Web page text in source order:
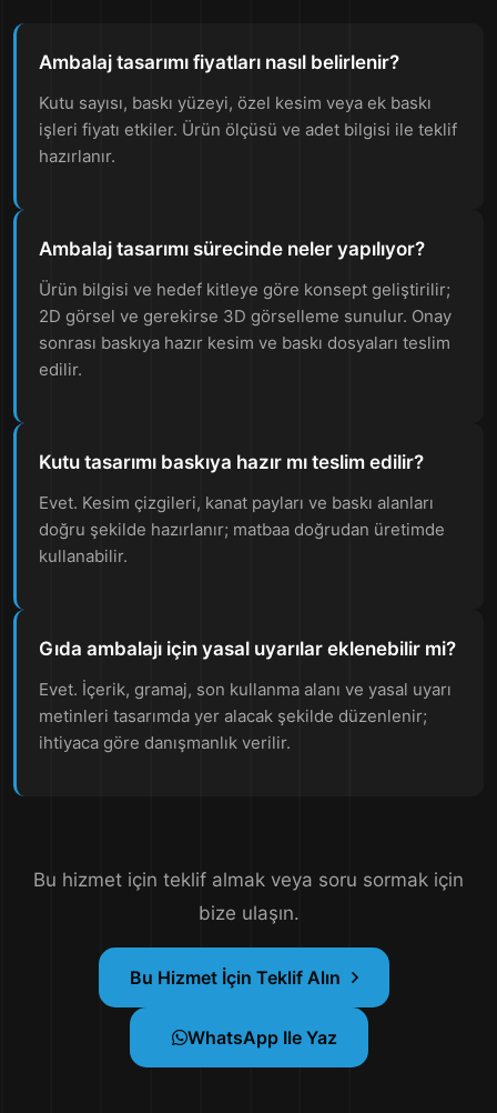
Ambalaj tasarımı fiyatları nasıl belirlenir?
Kutu sayısı, baskı yüzeyi, özel kesim veya ek baskı
işleri fiyatı etkiler. Ürün ölçüsü ve adet bilgisi ile teklif
hazırlanır.
Ambalaj tasarımı sürecinde neler yapılıyor?
Ürün bilgisi ve hedef kitleye göre konsept geliştirilir;
2D görsel ve gerekirse 3D görselleme sunulur. Onay
sonrası baskıya hazır kesim ve baskı dosyaları teslim
edilir.
Kutu tasarımı baskıya hazır mı teslim edilir?
Evet. Kesim çizgileri, kanat payları ve baskı alanları
doğru şekilde hazırlanır; matbaa doğrudan üretimde
kullanabilir.
Gıda ambalajı için yasal uyarılar eklenebilir mi?
Evet. İçerik, gramaj, son kullanma alanı ve yasal uyarı
metinleri tasarımda yer alacak şekilde düzenlenir;
ihtiyaca göre danışmanlık verilir.
Bu hizmet için teklif almak veya soru sormak için
bize ulaşın.
Bu Hizmet İçin Teklif Alın
WhatsApp Ile Yaz